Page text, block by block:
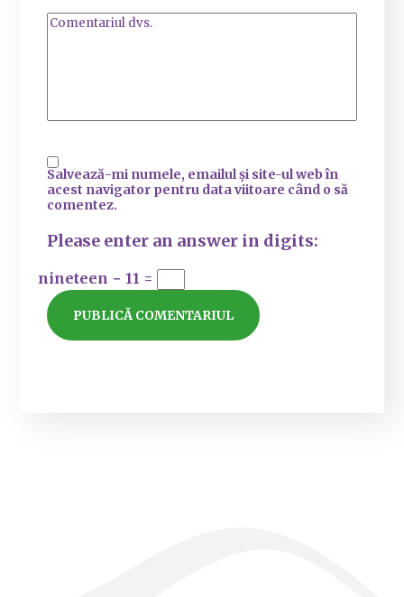
Salvează-mi numele, emailul și site-ul web în
acest navigator pentru data viitoare când o să
comentez.
Please enter an answer in digits:
nineteen − 11 =